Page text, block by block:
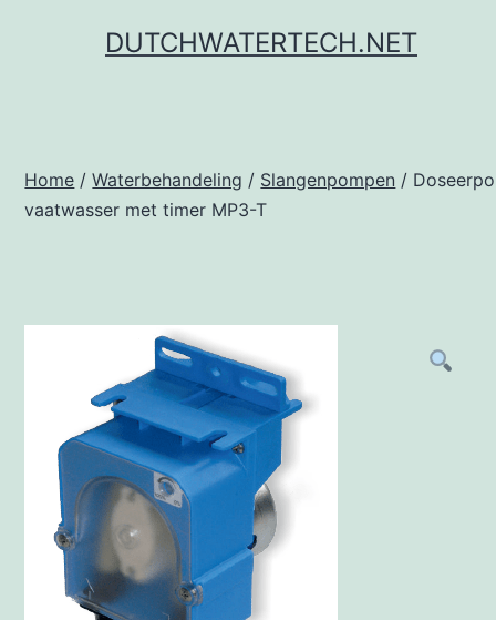
DUTCHWATERTECH.NET
Home /Waterbehandeling / Slangenpompen /
vaatwasser met timer MP3-T